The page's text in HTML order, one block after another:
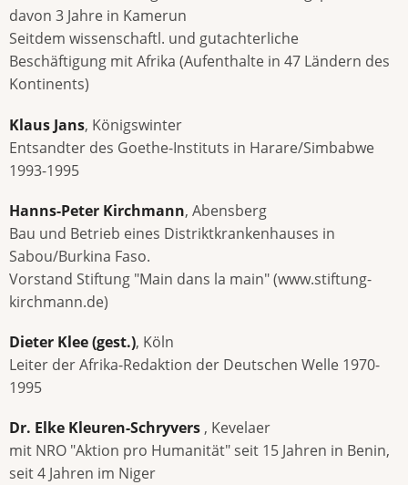
davon 3 Jahre in Kamerun
Seitdem wissenschaftl. und gutachterliche
Beschäftigung mit Afrika (Aufenthalte in 47 Ländern des
Kontinents)
Klaus Jans, Königswinter
Entsandter des Goethe-Instituts in Harare/Simbabwe
1993-1995
Hanns-Peter Kirchmann, Abensberg
Bau und Betrieb eines Distriktkrankenhauses in
Sabou/Burkina Faso.
Vorstand Stiftung "Main dans la main" (www.stiftung-
kirchmann.de)
Dieter Klee (gest.), Köln
Leiter der Afrika-Redaktion der Deutschen Welle 1970-
1995
Dr. Elke Kleuren-Schryvers , Kevelaer
mit NRO "Aktion pro Humanität" seit 15 Jahren in Benin,
seit 4 Jahren im Niger